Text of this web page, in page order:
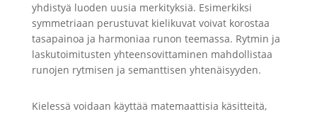
yhdistyä luoden uusia merkityksiä. Esimerkiksi
symmetriaan perustuvat kielikuvat voivat korostaa
tasapainoa ja harmoniaa runon teemassa. Rytmin ja
laskutoimitusten yhteensovittaminen mahdollistaa
runojen rytmisen ja semanttisen yhtenäisyyden.
Kielessä voidaan käyttää matemaattisia käsitteitä,